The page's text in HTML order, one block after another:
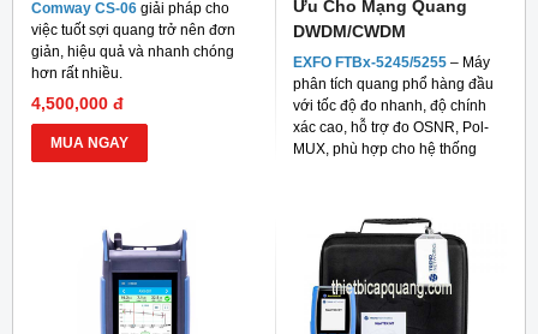
Comway CS-06 giải pháp cho
việc tuốt sợi quang trở nên đơn
giản, hiệu quả và nhanh chóng
hơn rất nhiều.
4,500,000 đ
MUA NGAY
Ưu Cho Mạng Quang
DWDM/CWDM
EXFO FTBx-5245/5255 – Máy
phân tích quang phổ hàng đầu
với tốc độ đo nhanh, độ chính
xác cao, hỗ trợ đo OSNR, Pol-
MUX, phù hợp cho hệ thống